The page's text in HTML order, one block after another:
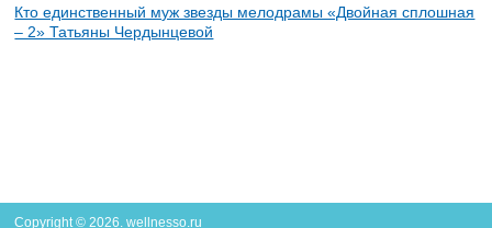
Кто единственный муж звезды мелодрамы «Двойная сплошная
– 2» Татьяны Чердынцевой
Copyright © 2026. wellnesso.ru